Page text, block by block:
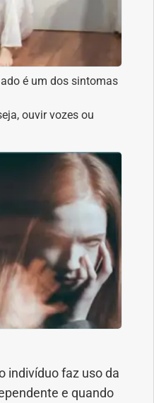
é um dos sintomas
ouvir vozes ou
indivíduo faz uso da
e quando